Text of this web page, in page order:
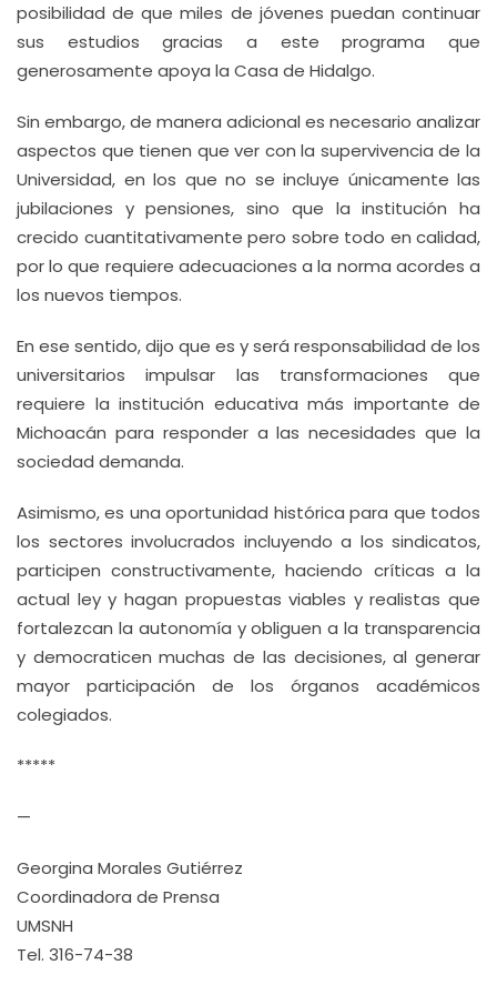
posibilidad de que miles de jóvenes puedan continuar
sus estudios gracias a este programa que
generosamente apoya la Casa de Hidalgo.
Sin embargo, de manera adicional es necesario analizar
aspectos que tienen que ver con la supervivencia de la
Universidad, en los que no se incluye únicamente las
jubilaciones y pensiones, sino que la institución ha
crecido cuantitativamente pero sobre todo en calidad,
por lo que requiere adecuaciones a la norma acordes a
los nuevos tiempos.
En ese sentido, dijo que es y será responsabilidad de los
universitarios impulsar las transformaciones que
requiere la institución educativa más importante de
Michoacán para responder a las necesidades que la
sociedad demanda.
Asimismo, es una oportunidad histórica para que todos
los sectores involucrados incluyendo a los sindicatos,
participen constructivamente, haciendo críticas a la
actual ley y hagan propuestas viables y realistas que
fortalezcan la autonomía y obliguen a la transparencia
y democraticen muchas de las decisiones, al generar
mayor participación de los órganos académicos
colegiados.
*****
—
Georgina Morales Gutiérrez
Coordinadora de Prensa
UMSNH
Tel. 316-74-38